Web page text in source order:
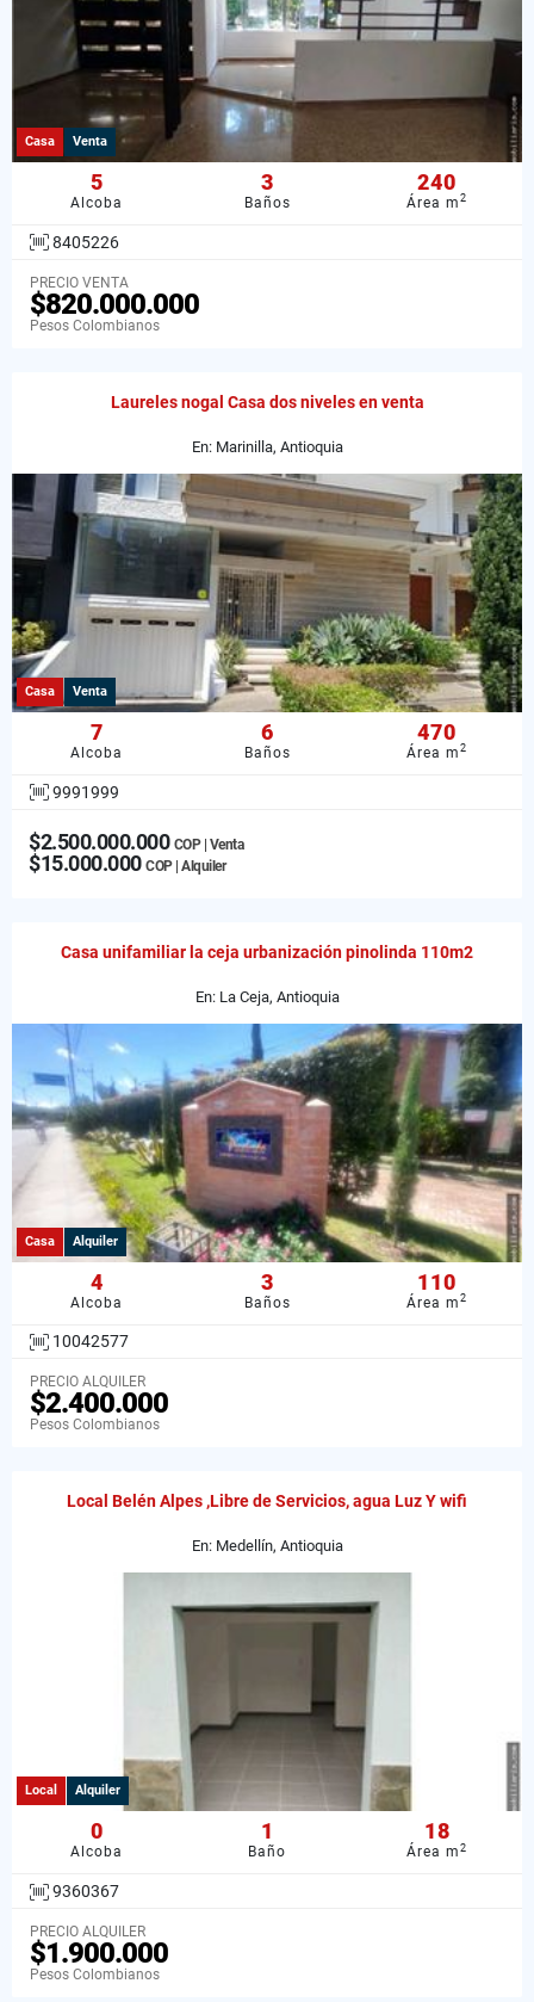
Casa Venta
5
Alcoba
3
Baños
240
Área m2
8405226
PRECIO VENTA
$820.000.000
Pesos Colombianos
Laureles nogal Casa dos niveles en venta
En: Marinilla, Antioquia
Casa Venta
7
Alcoba
6
Baños
470
Área m2
9991999
$2.500.000.000 COP | Venta
$15.000.000 COP | Alquiler
Casa unifamiliar la ceja urbanización pinolinda 110m2
En: La Ceja, Antioquia
Casa Alquiler
4
Alcoba
3
Baños
110
Área m2
10042577
PRECIO ALQUILER
$2.400.000
Pesos Colombianos
Local Belén Alpes ,Libre de Servicios, agua Luz Y wifi
En: Medellín, Antioquia
Local Alquiler
0
Alcoba
1
Baño
18
Área m2
9360367
PRECIO ALQUILER
$1.900.000
Pesos Colombianos